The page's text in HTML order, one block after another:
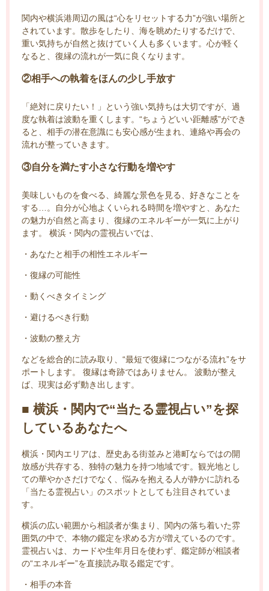
関内や横浜港周辺の風は“心をリセットする力”が強い場所と
されています。散歩をしたり、海を眺めたりするだけで、
重い気持ちが自然と抜けていく人も多くいます。心が軽く
なると、復縁の流れが一気に良くなります。
②相手への執着をほんの少し手放す
「絶対に戻りたい！」という強い気持ちは大切ですが、過
度な執着は波動を重くします。“ちょうどいい距離感”ができ
ると、相手の潜在意識にも安心感が生まれ、連絡や再会の
流れが整っていきます。
③自分を満たす小さな行動を増やす
美味しいものを食べる、綺麗な景色を見る、好きなことを
する…。自分が心地よくいられる時間を増やすと、あなた
の魅力が自然と高まり、復縁のエネルギーが一気に上がり
ます。 横浜・関内の霊視占いでは、
・あなたと相手の相性エネルギー
・復縁の可能性
・動くべきタイミング
・避けるべき行動
・波動の整え方
などを総合的に読み取り、“最短で復縁につながる流れ”をサ
ポートします。 復縁は奇跡ではありません。 波動が整え
ば、現実は必ず動き出します。
■ 横浜・関内で“当たる霊視占い”を探
しているあなたへ
横浜・関内エリアは、歴史ある街並みと港町ならではの開
放感が共存する、独特の魅力を持つ地域です。観光地とし
ての華やかさだけでなく、悩みを抱える人が静かに訪れる
「当たる霊視占い」のスポットとしても注目されていま
す。
横浜の広い範囲から相談者が集まり、関内の落ち着いた雰
囲気の中で、本物の鑑定を求める方が増えているのです。
霊視占いは、カードや生年月日を使わず、鑑定師が相談者
の“エネルギー”を直接読み取る鑑定です。
・相手の本音